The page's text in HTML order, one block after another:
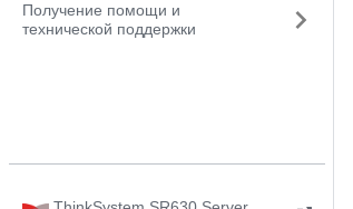
Получение помощи и
технической поддержки